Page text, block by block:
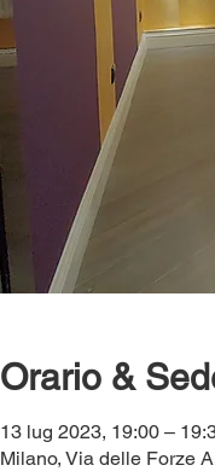
Orario &
13 lug 2023, 19:00 –
Milano, Via delle Forze